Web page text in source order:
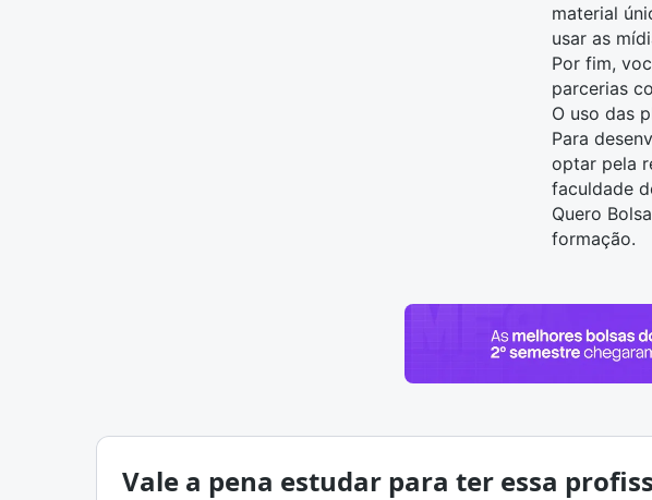
material
usar as
Por fim,
parcerias
O uso das
Para
optar pela
faculdade
Quero
formação.
Vale a pena estudar para ter essa